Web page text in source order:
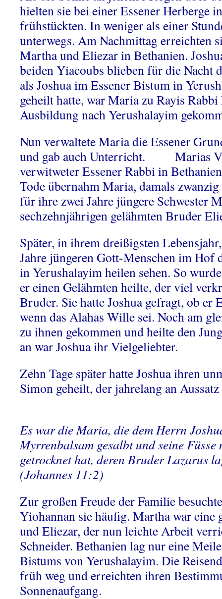
hielten sie bei einer Essener Herberge
frühstückten. In weniger als einer
unterwegs. Am Nachmittag erreichten
Martha und Eliezar in Bethanien.
beiden Yiacoubs blieben für die Nacht
als Joshua im Essener Bistum in
geheilt hatte, war Maria zu Rayis
Ausbildung nach Yerushalayim
Nun verwaltete Maria die Essener
und gab auch Unterricht. Marias
verwitweter Essener Rabbi in
Tode übernahm Maria, damals
für ihre zwei Jahre jüngere Schwester
sechzehnjährigen gelähmten Bruder
Später, in ihrem dreißigsten
Jahre jüngeren Gott-Menschen im Hof
in Yerushalayim heilen sehen. So
er einen Gelähmten heilte, der viel
Bruder. Sie hatte Joshua gefragt, ob er
wenn das Alahas Wille sei. Noch am
zu ihnen gekommen und heilte den
an war Joshua ihr Vielgeliebter.
Zehn Tage später hatte Joshua ihren
Simon geheilt, der jahrelang an
Es war die Maria, die dem Herrn
Myrrenbalsam gesalbt und seine
getrocknet hat, deren Bruder Lazarus
(Johannes 11:2)
Zur großen Freude der Familie
Yiohannan sie häufig. Martha war eine
und Eliezar, der nun leichte Arbeit
Schneider. Bethanien lag nur eine
Bistums von Yerushalayim. Die
früh weg und erreichten ihren
Sonnenaufgang.